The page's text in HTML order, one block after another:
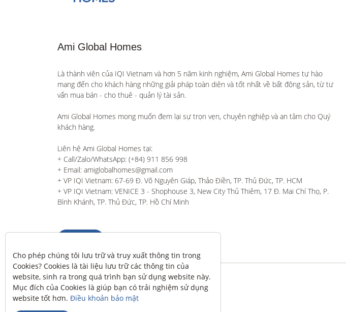
Ami Global Homes
Là thành viên của IQI Vietnam và hơn 5 năm kinh nghiệm, Ami Global Homes tự hào
mang đến cho khách hàng những giải pháp toàn diện và tốt nhất về bất động sản, từ tư
vấn mua bán - cho thuê - quản lý tài sản.
Ami Global Homes mong muốn đem lại sự trọn vẹn, chuyên nghiệp và an tâm cho Quý
khách hàng.
Liên hệ Ami Global Homes tại:
+ Call/Zalo/WhatsApp: (+84) 911 856 998
+ Email: amiglobalhomes@gmail.com
+ VP IQI Vietnam: 67-69 Đ. Võ Nguyên Giáp, Thảo Điền, TP. Thủ Đức, TP. HCM
+ VP IQI Vietnam: VENICE 3 - Shophouse 3, New City Thủ Thiêm, 17 Đ. Mai Chí Thọ, P.
Bình Khánh, TP. Thủ Đức, TP. Hồ Chí Minh
Cho phép chúng tôi lưu trữ và truy xuất thông tin trong
Cookies? Cookies là tài liệu lưu trữ các thông tin của
website, sinh ra trong quá trình bạn sử dụng website này.
Mục đích của Cookies là giúp bạn có trải nghiệm sử dụng
website tốt hơn. Điều khoản bảo mật